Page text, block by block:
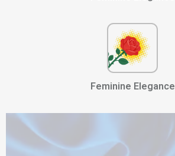
Feminine Elegance